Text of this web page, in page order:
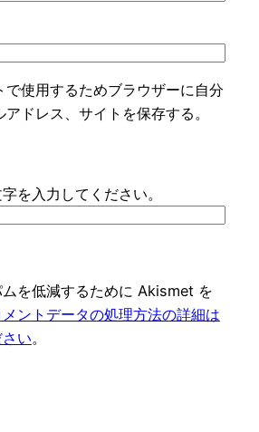
で使用するためブラウザーに自分
ドレス、サイトを保存する。
を入力してください。
を低減するために Akismet を
メントデータの処理方法の詳細は
い。